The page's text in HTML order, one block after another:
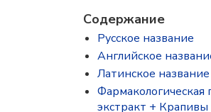
Содержание
Русское название
Английское
Латинское название
Фармакологическая
экстракт + Крапивы